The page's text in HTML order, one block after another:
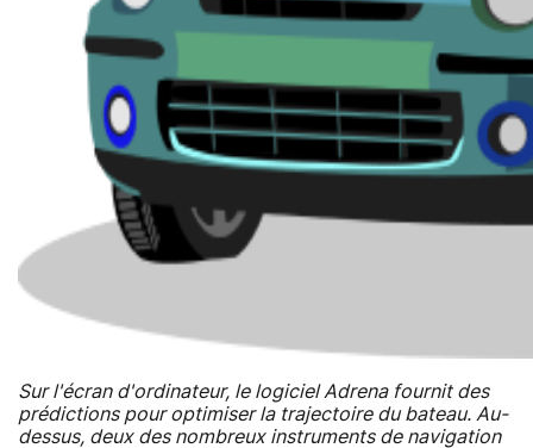
Sur l'écran d'ordinateur, le logiciel Adrena fournit des
prédictions pour optimiser la trajectoire du bateau. Au-
dessus, deux des nombreux instruments de navigation